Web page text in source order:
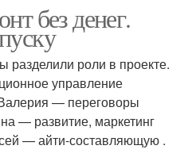
без денег.
разделили роли в проекте.
управление
— переговоры
— развитие, маркетинг
— айти-составляющую .